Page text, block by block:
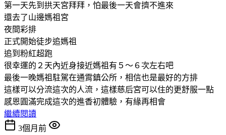
第一天先到拱天宮拜拜，怕最後一天會擠不進來
還去了山邊媽祖宮
夜間彩排
正式開始徒步追媽祖
追到粉紅超跑
很幸運的２天內近身接近媽祖有５～６次左右吧
最後一晚媽祖駐駕在通霄鎮公所，相信也是最好的方排
這樣可以分流這次的人流，這樣慈后宮可以住的更舒服一點
感恩圓滿完成這次的進香初體驗，有緣再相會
繼續閱讀
3個月前